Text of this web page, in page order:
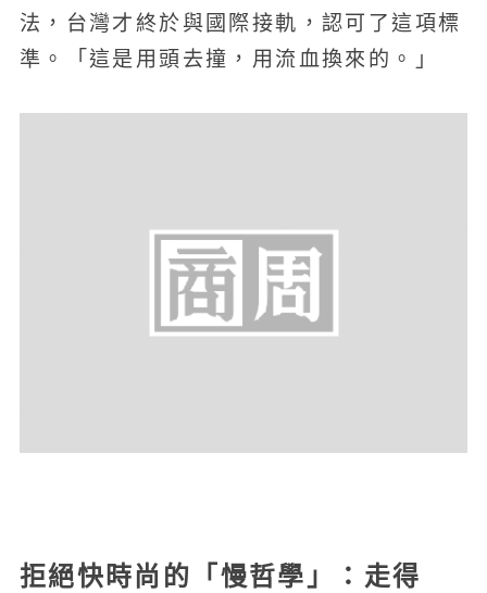
法，台灣才終於與國際接軌，認可了這項標
準。「這是用頭去撞，用流血換來的。」
拒絕快時尚的「慢哲學」：走得